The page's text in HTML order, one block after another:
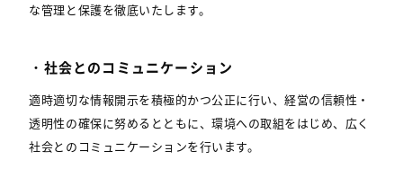
な管理と保護を徹底いたします。
・社会とのコミュニケーション
適時適切な情報開示を積極的かつ公正に行い、経営の信頼性・
透明性の確保に努めるとともに、環境への取組をはじめ、広く
社会とのコミュニケーションを行います。